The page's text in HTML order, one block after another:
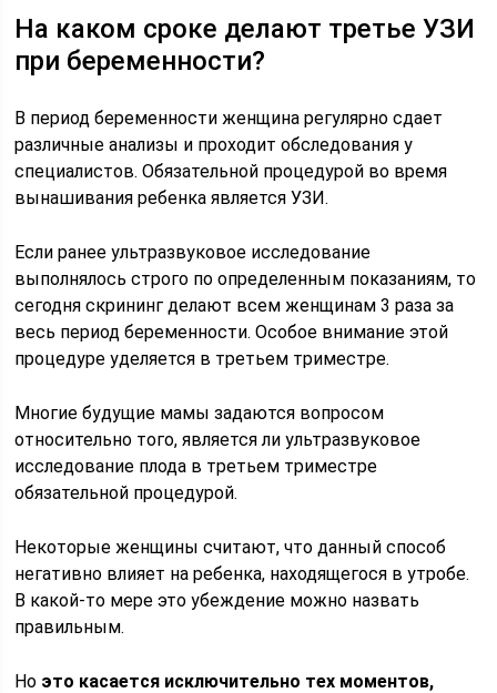
На каком сроке делают третье УЗИ
при беременности?
В период беременности женщина регулярно сдает
различные анализы и проходит обследования у
специалистов. Обязательной процедурой во время
вынашивания ребенка является УЗИ.
Если ранее ультразвуковое исследование
выполнялось строго по определенным показаниям, то
сегодня скрининг делают всем женщинам 3 раза за
весь период беременности. Особое внимание этой
процедуре уделяется в третьем триместре.
Многие будущие мамы задаются вопросом
относительно того, является ли ультразвуковое
исследование плода в третьем триместре
обязательной процедурой.
Некоторые женщины считают, что данный способ
негативно влияет на ребенка, находящегося в утробе.
В какой-то мере это убеждение можно назвать
правильным.
Но это касается исключительно тех моментов,